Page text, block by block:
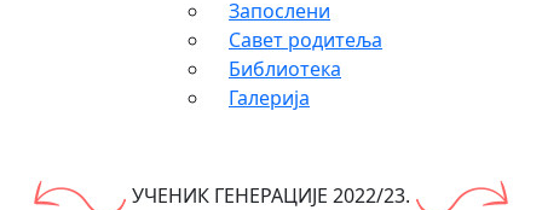
Запослени
Савет родитеља
Библиотека
Галерија
УЧЕНИК ГЕНЕРАЦИЈЕ 2022/23.